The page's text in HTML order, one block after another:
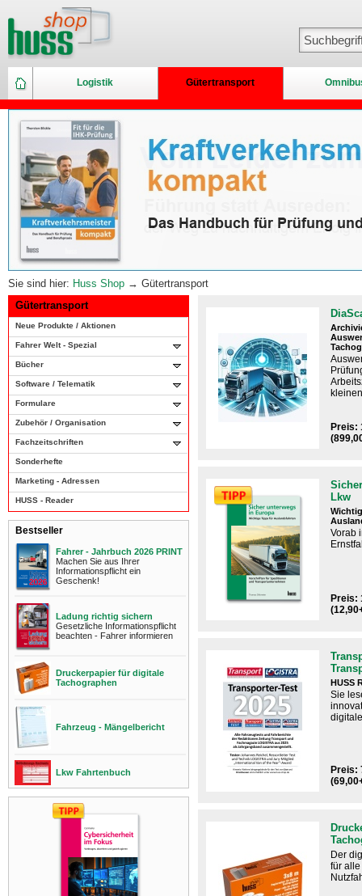
Logistik Gütertransport
Sie sind hier: Huss Shop → Gütertransport
Gütertransport
Neue Produkte / Aktionen
Fahrer Welt - Spezial
Bücher
Software / Telematik
Formulare
Zubehör / Organisation
Fachzeitschriften
Sonderhefte
Marketing - Adressen
HUSS - Reader
Bestseller
Fahrer - Jahrbuch 2026 PRINT
Machen Sie aus Ihrer
Informationspflicht ein
Geschenk!
Ladung richtig sichern
Gesetzliche Informationspflicht
beachten - Fahrer informieren
Druckerpapier für digitale
Tachographen
Fahrzeug - Mängelbericht
Lkw Fahrtenbuch
Preis:
Lkw
Vorab
Preis:
HUSS
Sie
Preis:
Der
für